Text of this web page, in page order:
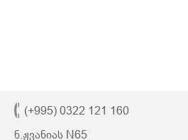
(+995) 0322 121 160
ნ.ჟვანიას N65